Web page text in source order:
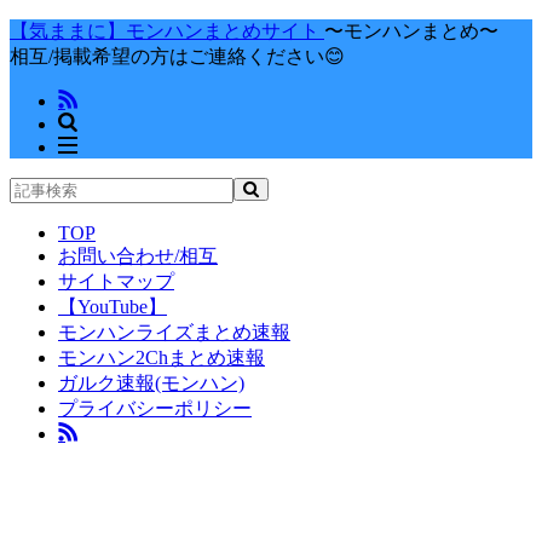
【気ままに】モンハンまとめサイト 〜モンハンまとめ〜
相互/掲載希望の方はご連絡ください😊
TOP
お問い合わせ/相互
サイトマップ
【YouTube】
モンハンライズまとめ速報
モンハン2Chまとめ速報
ガルク速報(モンハン)
プライバシーポリシー